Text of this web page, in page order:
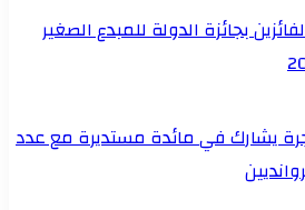
بجائزة الدولة للمبدع الصغير
يشارك في مائدة مستديرة مع عدد